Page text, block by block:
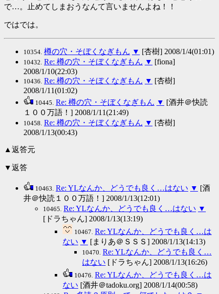
で…。止めてしまおうなんて言いませんよね！！
ではでは。
10354. 樽の穴・そぼくなぎもん ▼ [杏樹] 2008/1/4(01:01)
10432. Re: 樽の穴・そぼくなぎもん ▼ [fiona]
2008/1/10(22:03)
10436. Re: 樽の穴・そぼくなぎもん ▼ [杏樹]
2008/1/11(01:02)
10445. Re: 樽の穴・そぼくなぎもん ▼ [酒井＠快読
１００万語！] 2008/1/11(21:49)
10458. Re: 樽の穴・そぼくなぎもん ▼ [杏樹]
2008/1/13(00:43)
▲返答元
▼返答
10463. Re: YLなんか、どうでも良く…はない ▼ [酒
井＠快読１００万語！] 2008/1/13(12:01)
10465. Re: YLなんか、どうでも良く…はない ▼
[ドラちゃん] 2008/1/13(13:19)
10467. Re: YLなんか、どうでも良く…は
ない ▼ [まりあ＠ＳＳＳ] 2008/1/13(14:13)
10470. Re: YLなんか、どうでも良く…
はない [ドラちゃん] 2008/1/13(16:26)
10476. Re: YLなんか、どうでも良く…は
ない [酒井＠tadoku.org] 2008/1/14(00:58)